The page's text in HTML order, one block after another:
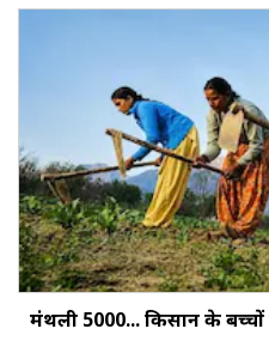
मंथली ₹5000... किसान के